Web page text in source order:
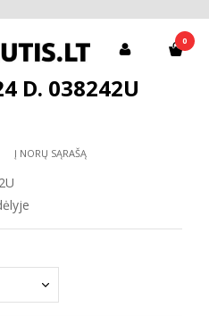
0
batai berniukams
D. 038242U
Į NORŲ SĄRAŠĄ